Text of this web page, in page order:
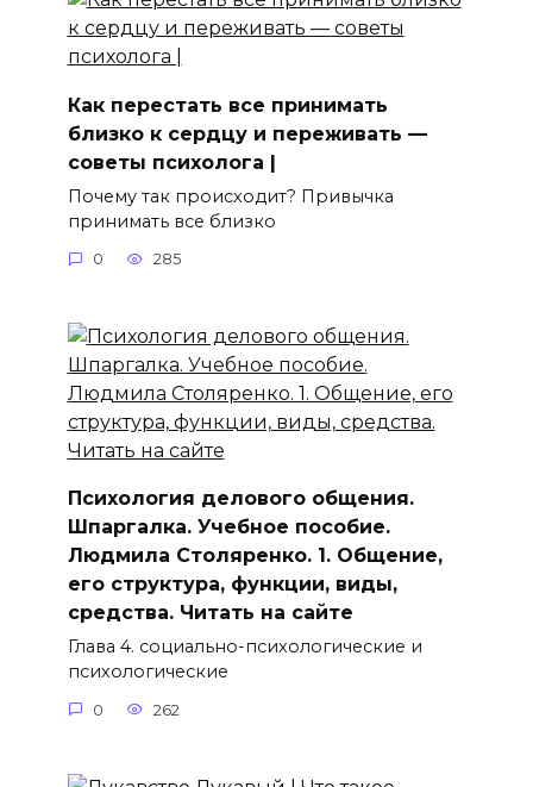
Как перестать все принимать
близко к сердцу и переживать —
советы психолога |
Почему так происходит? Привычка
принимать все близко
0 285
Психология делового общения.
Шпаргалка. Учебное пособие.
Людмила Столяренко. 1. Общение,
его структура, функции, виды,
средства. Читать на сайте
Глава 4. социально-психологические и
психологические
0 262